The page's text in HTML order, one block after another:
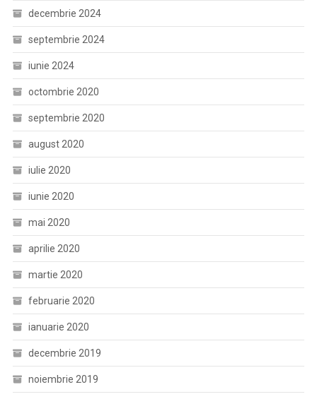
decembrie 2024
septembrie 2024
iunie 2024
octombrie 2020
septembrie 2020
august 2020
iulie 2020
iunie 2020
mai 2020
aprilie 2020
martie 2020
februarie 2020
ianuarie 2020
decembrie 2019
noiembrie 2019